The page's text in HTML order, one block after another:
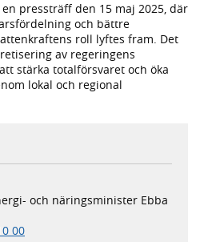
pressträff den 15 maj 2025, där
och bättre
roll lyftes fram. Det
av regeringens
stärka totalförsvaret och öka
lokal och regional
och näringsminister Ebba
00